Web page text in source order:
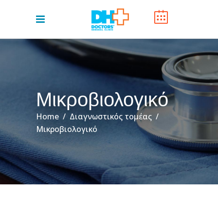
Μικροβιολογικό
Home / Διαγνωστικός τομέας /
Μικροβιολογικό